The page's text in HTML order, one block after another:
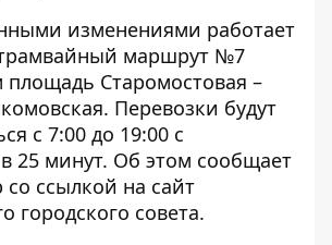
изменениями работает
маршрут №7
Старомостовая –
Перевозки будут
с 7:00 до 19:00 с
25 минут. Об этом сообщает
ссылкой на сайт
городского совета.